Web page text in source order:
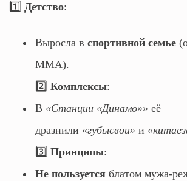
1️⃣ Детство:
Выросла в спортивной семье
ММА).
2️⃣ Комплексы:
В «Станции «Динамо»» её
дразнили «губысвои» и
3️⃣ Принципы:
Не пользуется блатом мужа-